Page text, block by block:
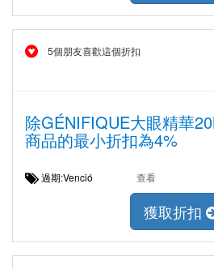
5個朋友喜歡這個折扣
除GÉNIFIQUE大眼精華
商品的最小折扣為4%
過期:Venció 查看
獲取折扣